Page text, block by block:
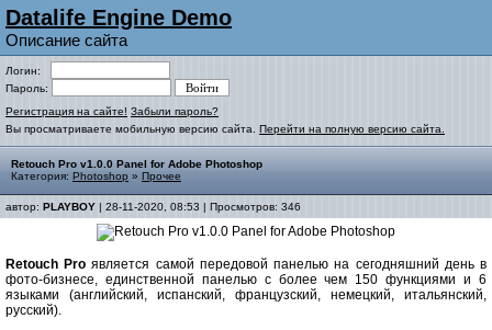
Datalife Engine Demo
Описание сайта
Логин:
Пароль:
Регистрация на сайте! Забыли пароль?
Вы просматриваете мобильную версию сайта. Перейти на полную версию сайта.
Retouch Pro v1.0.0 Panel for Adobe Photoshop
Категория: Photoshop » Прочее
автор: PLAYBOY | 28-11-2020, 08:53 | Просмотров: 346
Retouch Pro является самой передовой панелью на сегодняшний день в
фото-бизнесе, единственной панелью с более чем 150 функциями и 6
языками (английский, испанский, французский, немецкий, итальянский,
русский).